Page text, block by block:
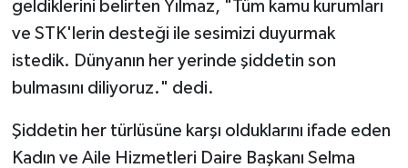
geldiklerini belirten Yılmaz, "Tüm kamu kurumları
ve STK'lerin desteği ile sesimizi duyurmak
istedik. Dünyanın her yerinde şiddetin son
bulmasını diliyoruz." dedi.
Şiddetin her türlüsüne karşı olduklarını ifade eden
Kadın ve Aile Hizmetleri Daire Başkanı Selma